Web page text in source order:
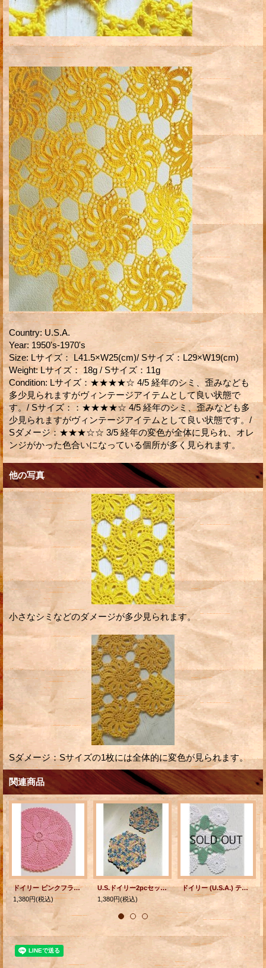
Country: U.S.A.
Year: 1950's-1970's
Size: Lサイズ： L41.5×W25(cm)/ Sサイズ：L29×W19(cm)
Weight: Lサイズ： 18g / Sサイズ：11g
Condition: Lサイズ：★★★★☆ 4/5 経年のシミ、歪みなども
多少見られますがヴィンテージアイテムとして良い状態で
す。/ Sサイズ：：★★★★☆ 4/5 経年のシミ、歪みなども多
少見られますがヴィンテージアイテムとして良い状態です。/
Sダメージ：★★★☆☆ 3/5 経年の変色が全体に見られ、オレ
ンジがかった色合いになっている個所が多く見られます。
他の写真
小さなシミなどのダメージが多少見られます。
Sダメージ：Sサイズの1枚には全体的に変色が見られます。
関連商品
ドイリー ピンクフラワー/サークル U.S.A. 各1枚
1,380円(税込)
U.S.ドイリー2pcセット 六角形 パステル（ピンク、ブルー、グリーン、イエロー） size: 21.5cm
1,380円(税込)
ドイリー (U.S.A.) テーブルセンター/マット color: グリーン/ホワイト